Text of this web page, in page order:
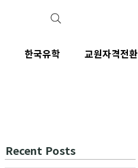
Recent Posts
한국유학 교원자격전환